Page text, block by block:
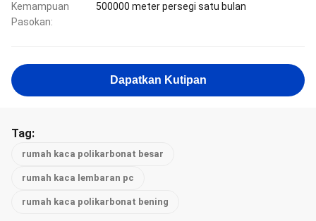
Kemampuan
Pasokan:
500000 meter persegi satu bulan
Dapatkan Kutipan
Tag:
rumah kaca polikarbonat besar
rumah kaca lembaran pc
rumah kaca polikarbonat bening